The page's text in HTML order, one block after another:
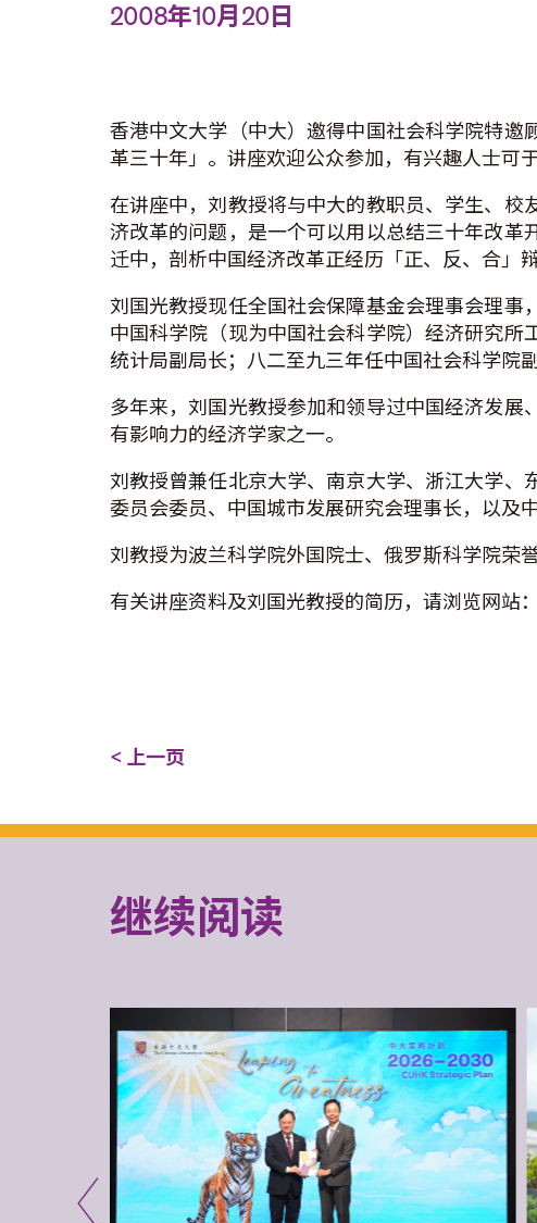
2008年10月20日
香港中文大学（中大）邀得中国社会科学院特
革三十年」。讲座欢迎公众参加，有兴趣人士可
在讲座中，刘教授将与中大的教职员、学生、
济改革的问题，是一个可以用以总结三十年改
迁中，剖析中国经济改革正经历「正、反、合」
刘国光教授现任全国社会保障基金会理事会理
中国科学院（现为中国社会科学院）经济研究
统计局副局长；八二至九三年任中国社会科学院
多年来，刘国光教授参加和领导过中国经济发
有影响力的经济学家之一。
刘教授曾兼任北京大学、南京大学、浙江大学
委员会委员、中国城市发展研究会理事长，以及
刘教授为波兰科学院外国院士、俄罗斯科学院荣
有关讲座资料及刘国光教授的简历，请浏览网站：
< 上一页
继续阅读